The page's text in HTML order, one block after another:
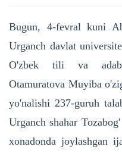
Bugun, 4-fevral kuni
Urganch davlat
O'zbek tili va
Otamuratova Muyiba
yo'nalishi 237-guruh
Urganch shahar
xonadonda joylashgan